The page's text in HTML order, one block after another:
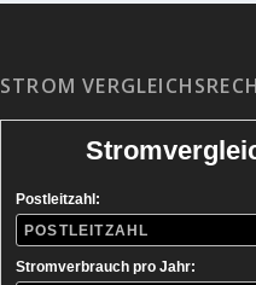
STROM
Postleitzahl:
Stromverbrauch pro Jahr: